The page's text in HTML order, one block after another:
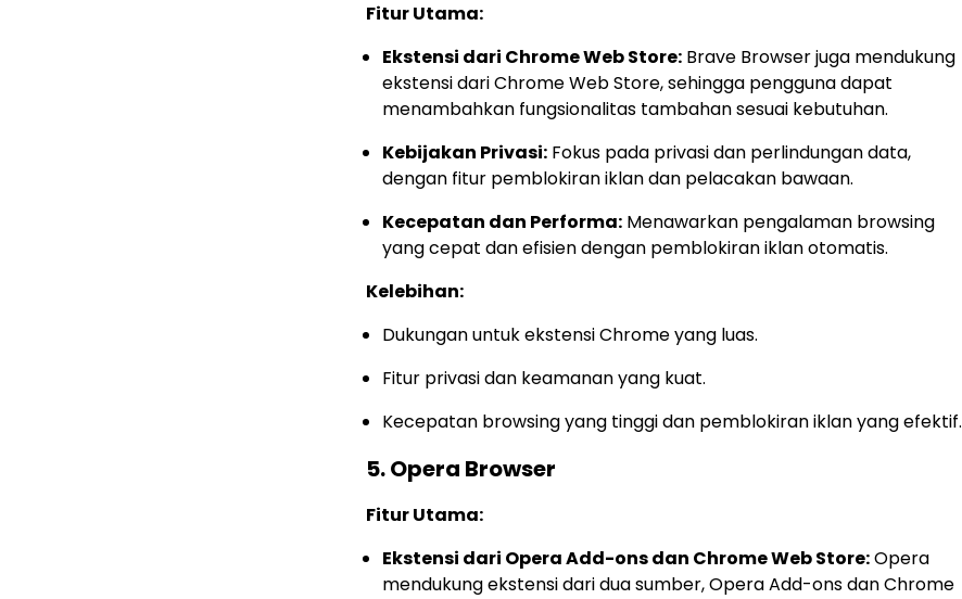
Fitur Utama:
Ekstensi dari Chrome Web Store: Brave Browser juga mendukung
ekstensi dari Chrome Web Store, sehingga pengguna dapat
menambahkan fungsionalitas tambahan sesuai kebutuhan.
Kebijakan Privasi: Fokus pada privasi dan perlindungan data,
dengan fitur pemblokiran iklan dan pelacakan bawaan.
Kecepatan dan Performa: Menawarkan pengalaman browsing
yang cepat dan efisien dengan pemblokiran iklan otomatis.
Kelebihan:
Dukungan untuk ekstensi Chrome yang luas.
Fitur privasi dan keamanan yang kuat.
Kecepatan browsing yang tinggi dan pemblokiran iklan yang efektif.
5.Opera Browser
Fitur Utama:
Ekstensi dari Opera Add-ons dan Chrome Web Store:Opera
mendukung ekstensi dari dua sumber, Opera Add-ons dan Chrome